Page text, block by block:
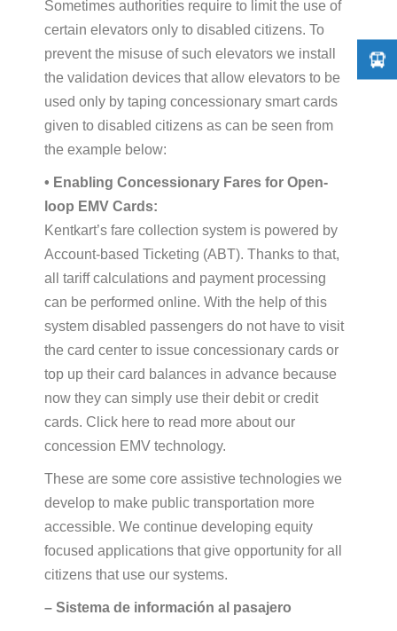
Sometimes authorities require to limit the use of
certain elevators only to disabled citizens. To
prevent the misuse of such elevators we install
the validation devices that allow elevators to be
used only by taping concessionary smart cards
given to disabled citizens as can be seen from
the example below:
• Enabling Concessionary Fares for Open-
loop EMV Cards:
Kentkart’s fare collection system is powered by
Account-based Ticketing (ABT). Thanks to that,
all tariff calculations and payment processing
can be performed online. With the help of this
system disabled passengers do not have to visit
the card center to issue concessionary cards or
top up their card balances in advance because
now they can simply use their debit or credit
cards. Click here to read more about our
concession EMV technology.
These are some core assistive technologies we
develop to make public transportation more
accessible. We continue developing equity
focused applications that give opportunity for all
citizens that use our systems.
– Sistema de información al pasajero